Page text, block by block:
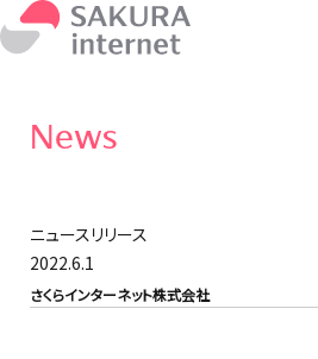
News
ニュースリリース
2022.6.1
さくらインターネット株式会社